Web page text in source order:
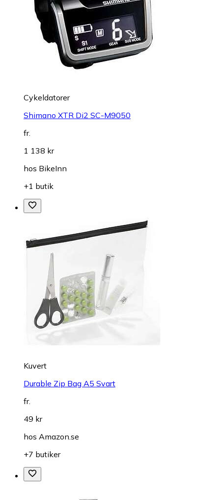
Cykeldatorer
Shimano XTR Di2 SC-M9050
fr.
1 138 kr
hos BikeInn
+1 butik
Kuvert
Durable Zip Bag A5 Svart
fr.
49 kr
hos Amazon.se
+7 butiker